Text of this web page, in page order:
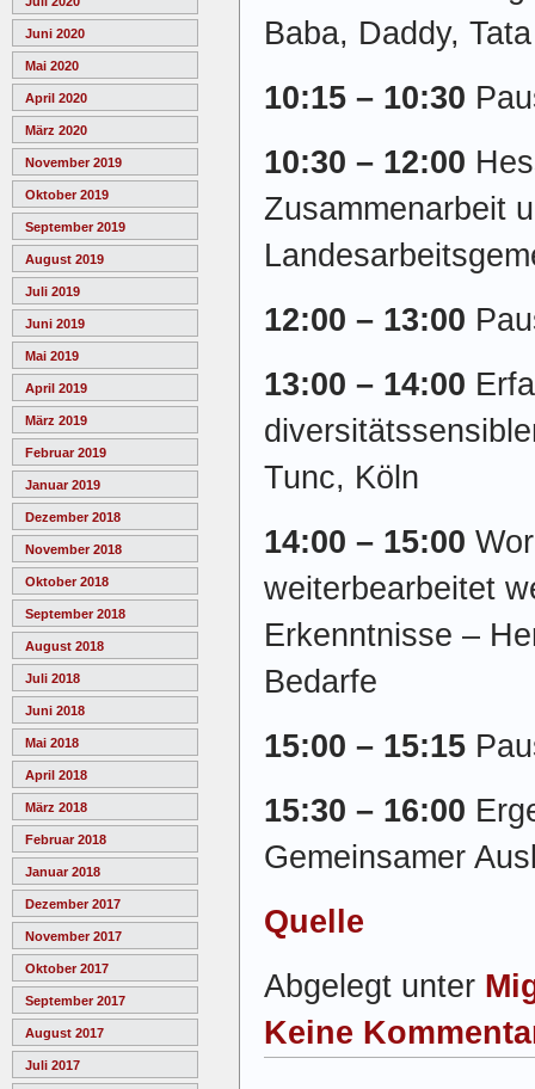
Juni 2020
Mai 2020
April 2020
März 2020
November 2019
Oktober 2019
September 2019
August 2019
Juli 2019
Juni 2019
Mai 2019
April 2019
März 2019
Februar 2019
Januar 2019
Dezember 2018
November 2018
Oktober 2018
September 2018
August 2018
Juli 2018
Juni 2018
Mai 2018
April 2018
März 2018
Februar 2018
Januar 2018
Dezember 2017
November 2017
Oktober 2017
September 2017
August 2017
Juli 2017
Baba, Daddy,
10:15 – 10:30
10:30 – 12:00
Zusammenarbeit
12:00 – 13:00
13:00 – 14:00
Tunc, Köln
14:00 – 15:00
weiterbearbeitet
Erkenntnisse –
Bedarfe
15:00 – 15:15
15:30 – 16:00
Gemeinsamer
Quelle
Abgelegt unter
Keine